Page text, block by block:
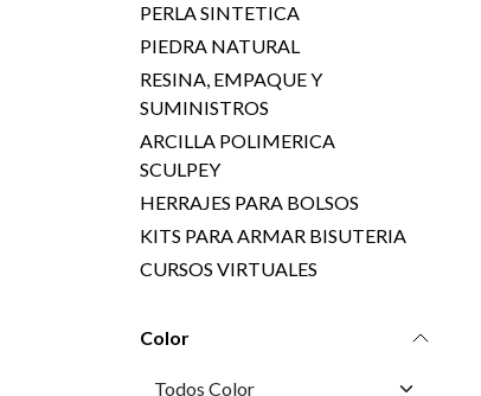
PERLA SINTETICA
PIEDRA NATURAL
RESINA, EMPAQUE Y
SUMINISTROS
ARCILLA POLIMERICA
SCULPEY
HERRAJES PARA BOLSOS
KITS PARA ARMAR BISUTERIA
CURSOS VIRTUALES
Color